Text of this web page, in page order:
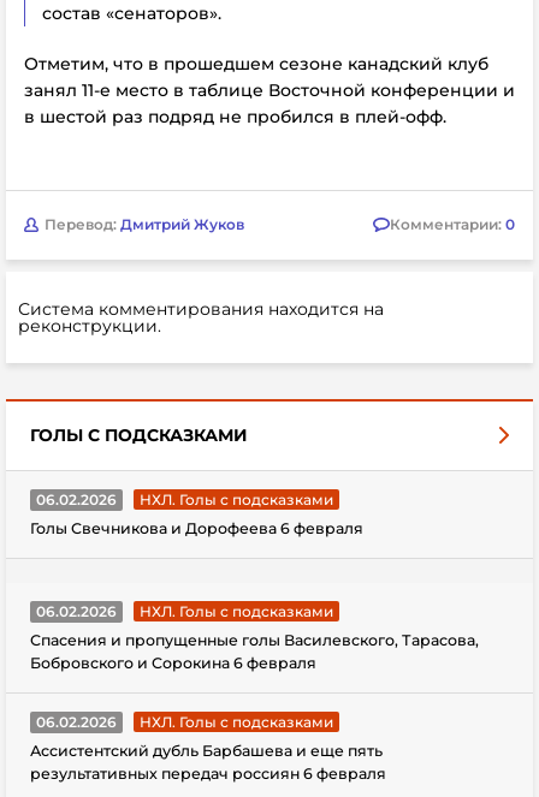
состав «сенаторов».
Отметим, что в прошедшем сезоне канадский клуб
занял 11-е место в таблице Восточной конференции и
в шестой раз подряд не пробился в плей-офф.
Перевод: Дмитрий Жуков Комментарии: 0
Система комментирования находится на
реконструкции.
ГОЛЫ С ПОДСКАЗКАМИ
06.02.2026
НХЛ. Голы с подсказками
Голы Свечникова и Дорофеева 6 февраля
06.02.2026
НХЛ. Голы с подсказками
Спасения и пропущенные голы Василевского, Тарасова,
Бобровского и Сорокина 6 февраля
06.02.2026
НХЛ. Голы с подсказками
Ассистентский дубль Барбашева и еще пять
результативных передач россиян 6 февраля